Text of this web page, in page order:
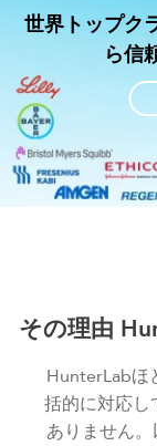
世界トップク
ら信
その理由
HunterLabほ
括的に対応し
ありません